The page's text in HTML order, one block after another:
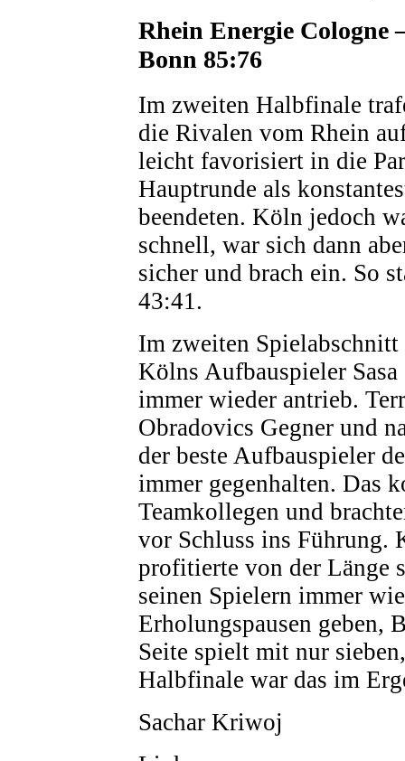
Rhein Energie Cologne
Bonn 85:76
Im zweiten Halbfinale
die Rivalen vom Rhein
leicht favorisiert in die
Hauptrunde als
beendeten. Köln jedoch
schnell, war sich dann
sicher und brach ein. So
43:41.
Im zweiten
Kölns Aufbauspieler
immer wieder antrieb.
Obradovics Gegner und
der beste Aufbauspieler
immer gegenhalten. Das
Teamkollegen und
vor Schluss ins Führung.
profitierte von der Länge
seinen Spielern immer
Erholungspausen geben,
Seite spielt mit nur
Halbfinale war das im
Sachar Kriwoj